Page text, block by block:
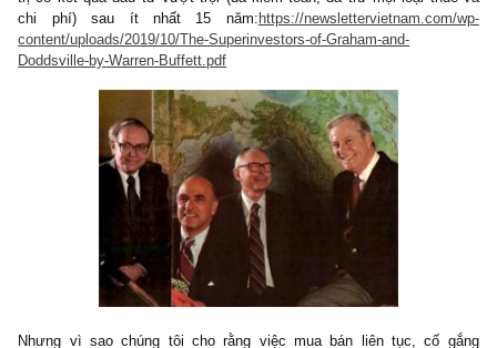
nhận mình “timing” được thị trường, “timing” được giá cổ
sắc, lại có thể chứng minh được lí thuyết đó bằngkết quả đầu
kép (compounded return)thực tế, lạnh lùng
thể xem lại bài viết huyền thoạiThe Superinvestors of
Doddsville, 1984của ngài Buffett nơi ông chỉ ra 7 người bạn đầu
trị có kết quả đầu tư vượt trội (đã kiểm toán, đã trừ mọi loại
chi phí) sau ít nhất 15 năm:
https://
content/uploads/2019/10/The-Superinvestors-of-Graham-and-
Doddsville-by-Warren-Buffett.pdf